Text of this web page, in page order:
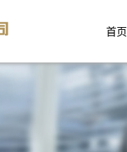
首页